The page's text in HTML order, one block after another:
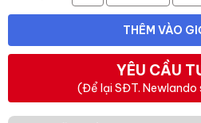
THÊM VÀO
YÊU CẦU
(Để lại SĐT. Newlando